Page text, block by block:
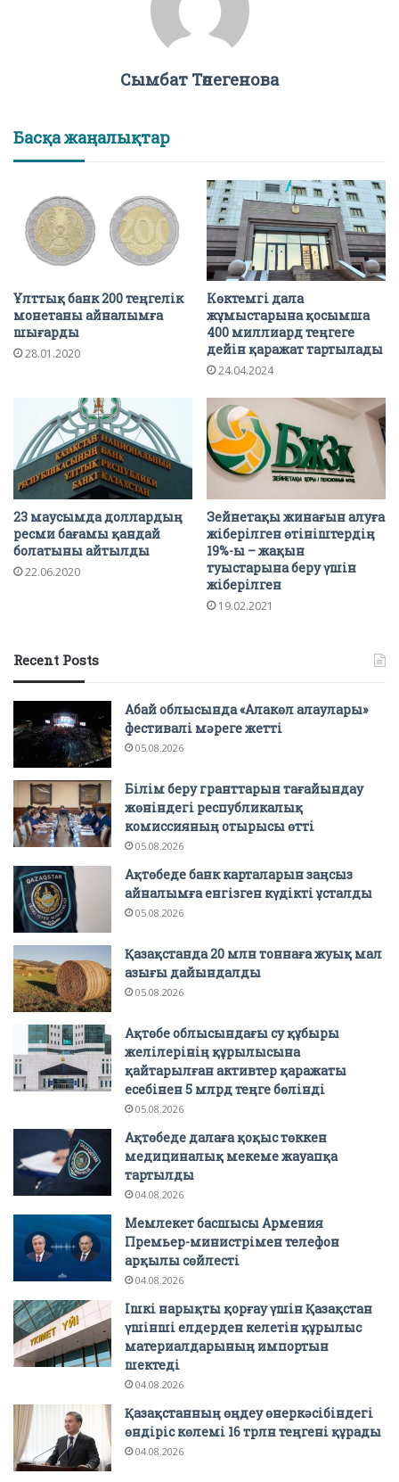
Сымбат Төлегенова
Басқа жаңалықтар
Ұлттық банк 200 теңгелік
монетаны айналымға
шығарды
28.01.2020
Көктемгі дала
жұмыстарына қосымша
400 миллиард теңгеге
дейін қаражат тартылады
24.04.2024
23 маусымда доллардың
ресми бағамы қандай
болатыны айтылды
22.06.2020
Зейнетақы жинағын алуға
жіберілген өтініштердің
19%-ы – жақын
туыстарына беру үшін
жіберілген
19.02.2021
Recent Posts
Абай облысында «Алакөл алаулары»
фестивалі мәреге жетті
05.08.2026
Білім беру гранттарын тағайындау
жөніндегі республикалық
комиссияның отырысы өтті
05.08.2026
Ақтөбеде банк карталарын заңсыз
айналымға енгізген күдікті ұсталды
05.08.2026
Қазақстанда 20 млн тоннаға жуық мал
азығы дайындалды
05.08.2026
Ақтөбе облысындағы су құбыры
желілерінің құрылысына
қайтарылған активтер қаражаты
есебінен 5 млрд теңге бөлінді
05.08.2026
Ақтөбеде далаға қоқыс төккен
медициналық мекеме жауапқа
тартылды
04.08.2026
Мемлекет басшысы Армения
Премьер-министрімен телефон
арқылы сөйлесті
04.08.2026
Ішкі нарықты қорғау үшін Қазақстан
үшінші елдерден келетін құрылыс
материалдарының импортын
шектеді
04.08.2026
Қазақстанның өңдеу өнеркәсібіндегі
өндіріс көлемі 16 трлн теңгені құрады
04.08.2026